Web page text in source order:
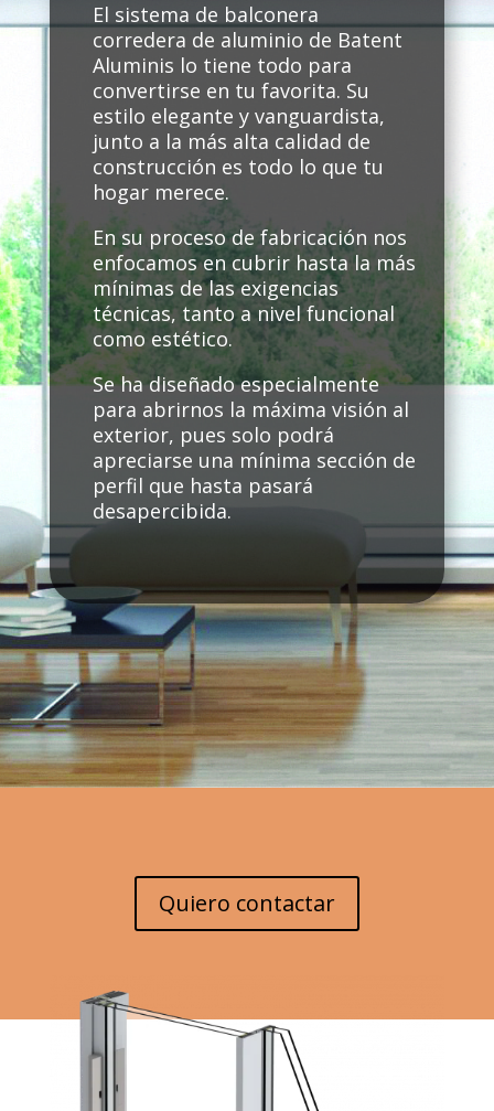
El sistema de balconera
corredera de aluminio de Batent
Aluminis lo tiene todo para
convertirse en tu favorita. Su
estilo elegante y vanguardista,
junto a la más alta calidad de
construcción es todo lo que tu
hogar merece.
En su proceso de fabricación nos
enfocamos en cubrir hasta la más
mínimas de las exigencias
técnicas, tanto a nivel funcional
como estético.
Se ha diseñado especialmente
para abrirnos la máxima visión al
exterior, pues solo podrá
apreciarse una mínima sección de
perfil que hasta pasará
desapercibida.
Quiero contactar